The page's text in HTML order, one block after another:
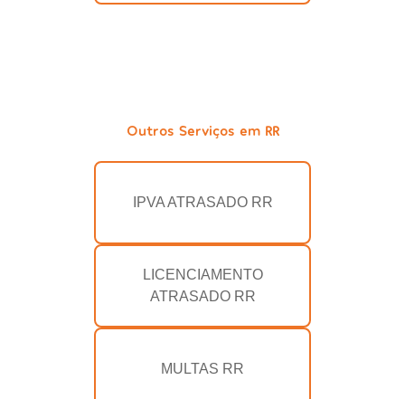
Outros Serviços em RR
IPVA ATRASADO RR
LICENCIAMENTO
ATRASADO RR
MULTAS RR